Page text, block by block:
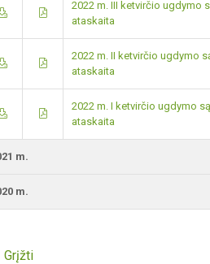
2022 m. III ketvirčio ugdymo
ataskaita
2022 m. II ketvirčio ugdymo
ataskaita
2022 m. I ketvirčio ugdymo
ataskaita
m.
m.
Grįžti